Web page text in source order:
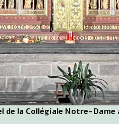
la Collégiale Notre-Dame